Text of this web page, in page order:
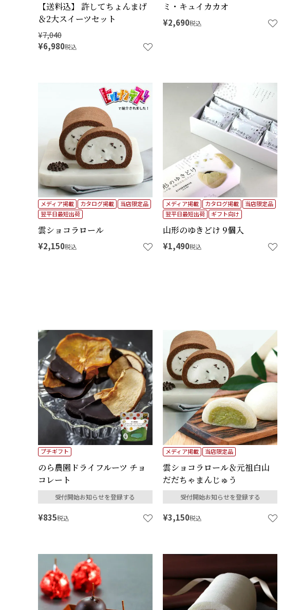
【送料込】 許してちょんまげ
＆2大スイーツセット
¥7,040
¥6,980税込
ミ・キュイカカオ
¥2,690税込
雲ショコラロール
メディア掲載 カタログ掲載
当店限定品
翌平日最短出荷
¥2,150税込
山形のゆきどけ 9個入
メディア掲載 カタログ掲載
当店限定品
翌平日最短出荷
ギフト向け
¥1,490税込
のら農園ドライフルーツ チョ
コレート
プチギフト
受付開始お知らせを登録する
¥835税込
雲ショコラロール＆元祖白山
だだちゃまんじゅう
メディア掲載 当店限定品
受付開始お知らせを登録する
¥3,150税込